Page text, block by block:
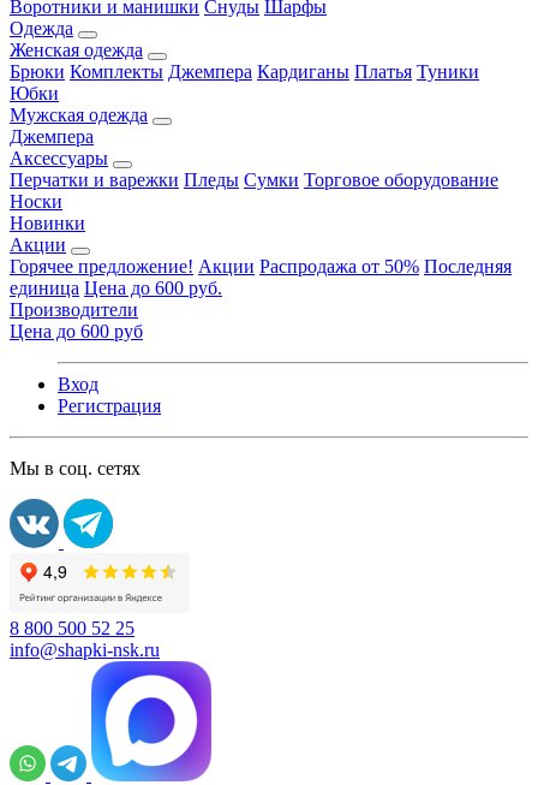
Воротники и манишки Снуды Шарфы
Одежда
Женская одежда
Брюки Комплекты Джемпера Кардиганы Платья Туники
Юбки
Мужская одежда
Джемпера
Аксессуары
Перчатки и варежки Пледы Сумки Торговое оборудование
Носки
Новинки
Акции
Горячее предложение! Акции Распродажа от 50% Последняя
единица Цена до 600 руб.
Производители
Цена до 600 руб
Вход
Регистрация
Мы в соц. сетях
8 800 500 52 25
info@shapki-nsk.ru